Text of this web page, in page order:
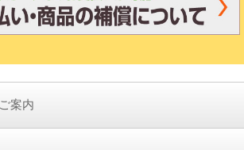
案内